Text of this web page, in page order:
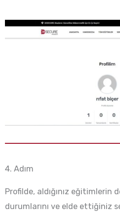
4. Adım
Profilde, aldığınız eğitimlerin
durumlarını ve elde ettiğiniz